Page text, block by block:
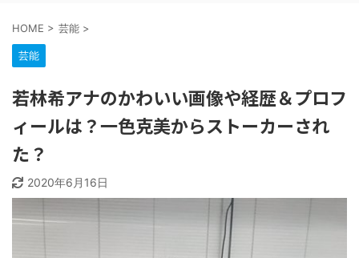
HOME > 芸能 >
芸能
若林希アナのかわいい画像や経歴＆プロフ
ィールは？一色克美からストーカーされ
た？
2020年6月16日